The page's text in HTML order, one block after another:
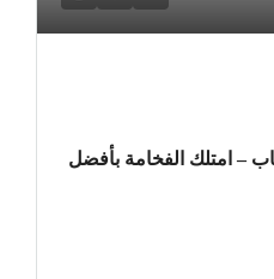
– امتلك الفخامة بأفضل